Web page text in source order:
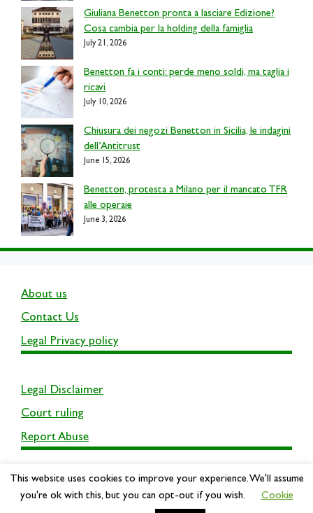
Giuliana Benetton pronta a lasciare Edizione?
Cosa cambia per la holding della famiglia
July 21, 2026
Benetton fa i conti: perde meno soldi, ma taglia i
ricavi
July 10, 2026
Chiusura dei negozi Benetton in Sicilia, le indagini
dell’Antitrust
June 15, 2026
Benetton, protesta a Milano per il mancato TFR
alle operaie
June 3, 2026
About us
Contact Us
Legal Privacy policy
Legal Disclaimer
Court ruling
Report Abuse
This website uses cookies to improve your experience. We'll assume
you're ok with this, but you can opt-out if you wish.
Cookie